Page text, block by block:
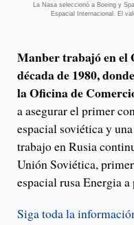
La Nasa seleccionó a Boeing y
Espacial Internacional. El
Manber trabajó en el
década de 1980,
la Oficina de
a asegurar el primer
espacial soviética y
trabajo en Rusia
Unión Soviética,
espacial rusa Energia
Siga toda la